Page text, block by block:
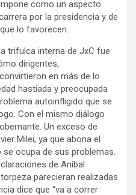
como un aspecto
por la presidencia y de
lo favorecen.
trifulca interna de JxC fue
dirigentes,
en más de lo
hastiada y preocupada
autoinfligido que se
Con el mismo diálogo
Un exceso de
Milei, ya que abona el
ocupa de sus problemas.
de Aníbal
parecieran realizadas
dice que “va a correr